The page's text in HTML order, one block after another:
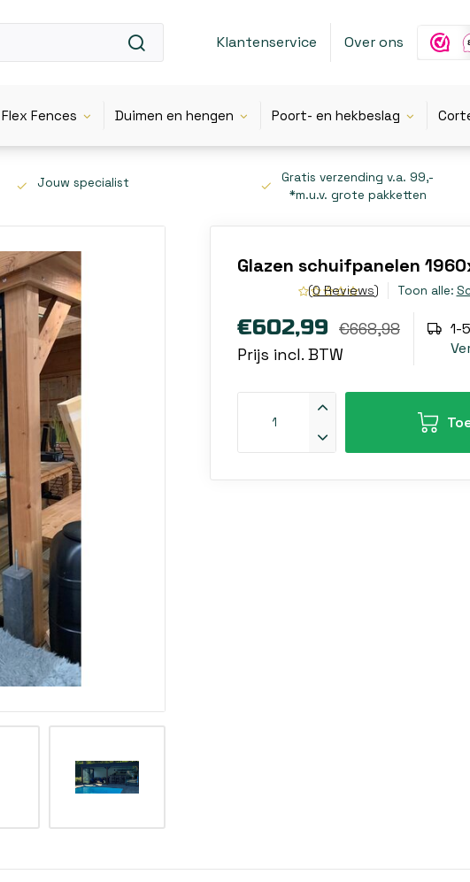
Klantenservice Over ons
Flex Fences Duimen en hengen Poort- en hekbeslag
Jouw specialist
Gratis verzending v.a. 99,-
*m.u.v. grote pakketten
Glazen schuifpanelen
(0 Reviews) Toon alle:
€602,99 €668,98
Prijs incl. BTW
1-